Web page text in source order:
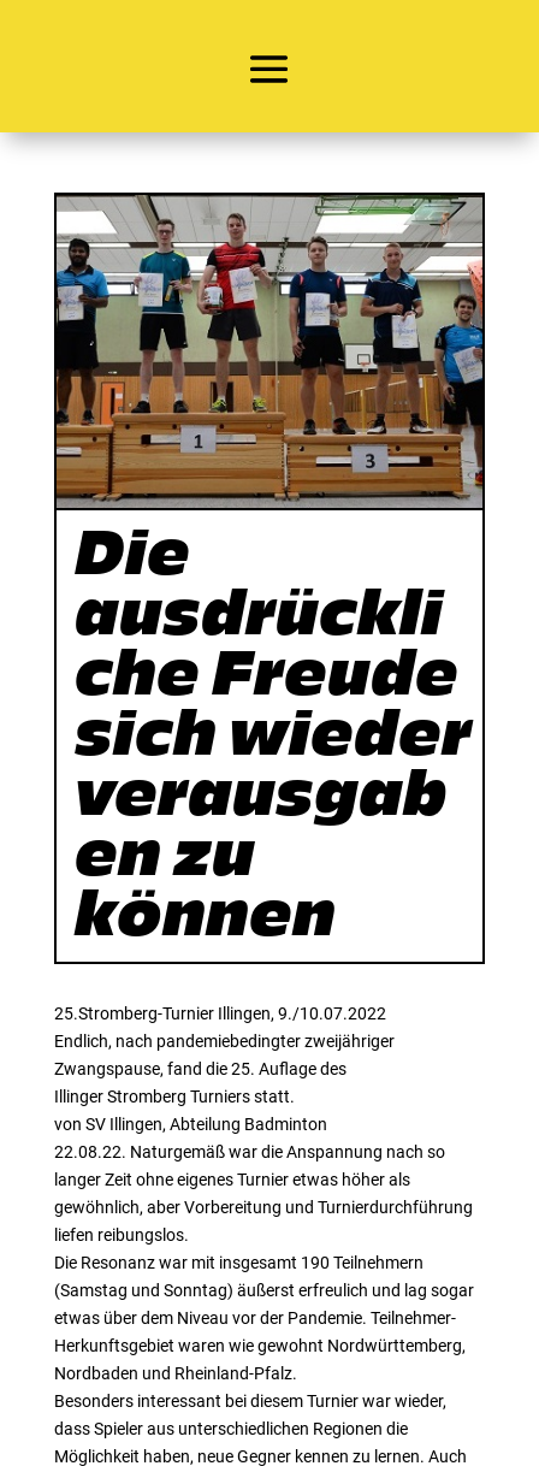
Die
ausdrückli
che Freude
sich wieder
verausgab
en zu
können
25.Stromberg-Turnier Illingen, 9./10.07.2022
Endlich, nach pandemiebedingter zweijähriger
Zwangspause, fand die 25. Auflage des
Illinger Stromberg Turniers statt.
von SV Illingen, Abteilung Badminton
22.08.22. Naturgemäß war die Anspannung nach so
langer Zeit ohne eigenes Turnier etwas höher als
gewöhnlich, aber Vorbereitung und Turnierdurchführung
liefen reibungslos.
Die Resonanz war mit insgesamt 190 Teilnehmern
(Samstag und Sonntag) äußerst erfreulich und lag sogar
etwas über dem Niveau vor der Pandemie. Teilnehmer-
Herkunftsgebiet waren wie gewohnt Nordwürttemberg,
Nordbaden und Rheinland-Pfalz.
Besonders interessant bei diesem Turnier war wieder,
dass Spieler aus unterschiedlichen Regionen die
Möglichkeit haben, neue Gegner kennen zu lernen. Auch